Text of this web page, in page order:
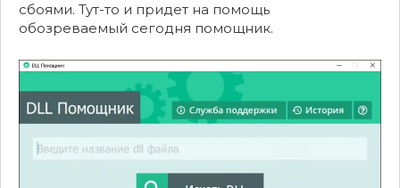
сбоями. Тут-то и придет на помощь
обозреваемый сегодня помощник.